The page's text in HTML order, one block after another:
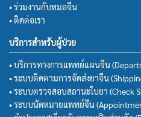
• ร่วมงานกับหมอจีน
• ติดต่อเรา
บริการสำหรับผู้ป่วย
• บริการทางการแพทย์แผนจีน
• ระบบติดตามการจัดส่งยาจีน
• ระบบตรวจสอบสถานะใบยา (Check
• ระบบนัดหมายแพทย์จีน